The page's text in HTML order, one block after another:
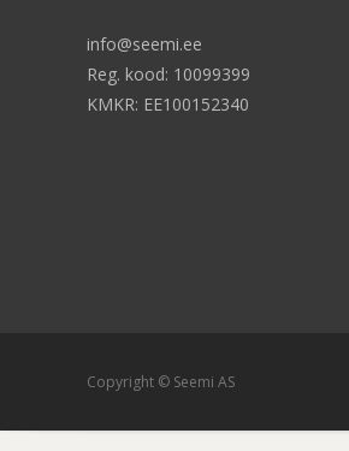
info@seemi.ee
Reg. kood: 10099399
KMKR: EE100152340
Copyright © Seemi AS